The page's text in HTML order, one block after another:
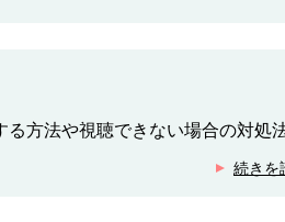
方法や視聴できない場合の対処
続きを